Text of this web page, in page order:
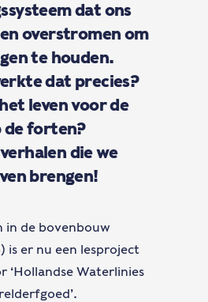
dat ons
overstromen om
te houden.
dat precies?
leven voor de
de forten?
die we
brengen!
in de bovenbouw
is er nu een lesproject
‘Hollandse Waterlinies